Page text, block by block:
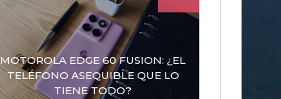
MOTOROLA EDGE 60 FUSION: ¿EL
TELÉFONO ASEQUIBLE QUE LO
TIENE TODO?